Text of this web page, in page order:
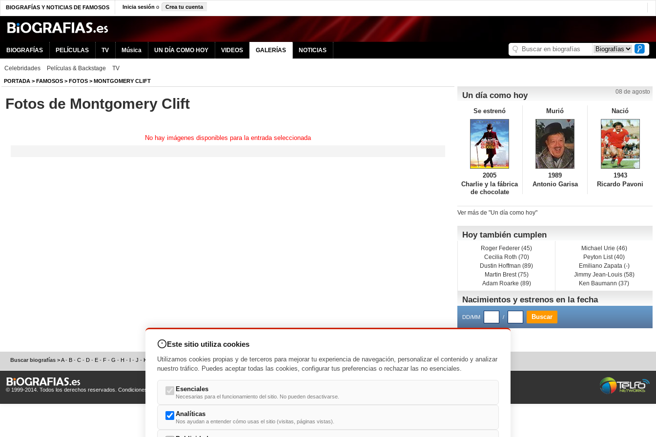
BIOGRAFÍAS Y NOTICIAS DE FAMOSOS Inicia sesión o Crea tu cuenta
BIOGRAFÍAS PELÍCULAS TV Música UN DÍA COMO HOY VIDEOS GALERÍAS NOTICIAS
Celebridades Películas & Backstage TV
PORTADA > FAMOSOS > FOTOS > MONTGOMERY CLIFT
Fotos de Montgomery Clift
No hay imágenes disponibles para la entrada seleccionada
Un día como hoy 08 de agosto
Se estrenó
2005
Charlie y la fábrica
de chocolate
Murió
1989
Antonio Garisa
Nació
1943
Ricardo Pavoni
Ver más de "Un día como hoy"
Hoy también cumplen
Roger Federer (45)
Cecilia Roth (70)
Dustin Hoffman (89)
Martin Brest (75)
Adam Roarke (89)
Michael Urie (46)
Peyton List (40)
Emiliano Zapata (-)
Jimmy Jean-Louis (58)
Ken Baumann (37)
Nacimientos y estrenos en la fecha
DD/MM /
Buscar biografías >A- B - C - D - E - F - G - H - I - J - K -M-N-O- P-Q-R-S-T-U - V-W-X-Y- Z
© 1999-2014. Todos los derechos reservados. Condiciones de uso yPolítica de Privacidad
Este sitio utiliza cookies
Utilizamos cookies propias y de terceros para mejorar tu experiencia de navegación, personalizar el contenido y analizar
nuestro tráfico. Puedes aceptar todas las cookies, configurar tus preferencias o rechazar las no esenciales.
Esenciales
Necesarias para el funcionamiento del sitio. No pueden desactivarse.
Analíticas
Nos ayudan a entender cómo usas el sitio (visitas, páginas vistas).